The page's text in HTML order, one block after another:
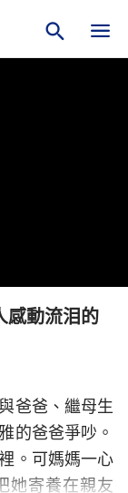
感動流泪的
爸爸、繼母生
的爸爸爭吵。
。可媽媽一心
她寄養在親友